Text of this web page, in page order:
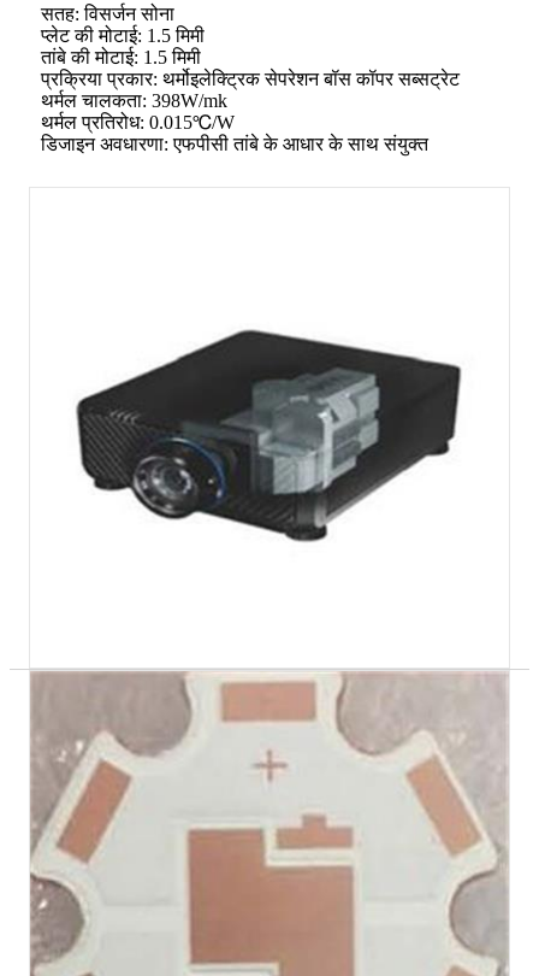
सतह: विसर्जन सोना
प्लेट की मोटाई: 1.5 मिमी
तांबे की मोटाई: 1.5 मिमी
प्रक्रिया प्रकार: थर्मोइलेक्ट्रिक सेपरेशन बॉस कॉपर सब्सट्रेट
थर्मल चालकता: 398W/mk
थर्मल प्रतिरोध: 0.015℃/W
डिजाइन अवधारणा: एफपीसी तांबे के आधार के साथ संयुक्त